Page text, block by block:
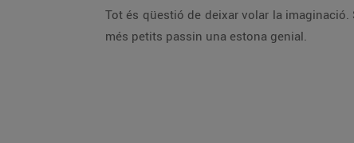
Tot és qüestió de deixar volar la
més petits passin una estona genial.